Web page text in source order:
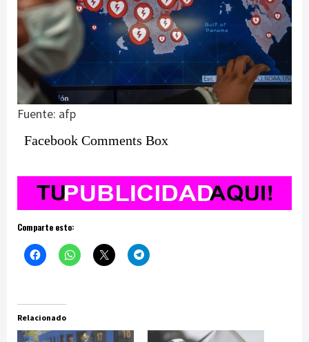
Fuente: afp
Facebook Comments Box
Comparte esto:
Relacionado